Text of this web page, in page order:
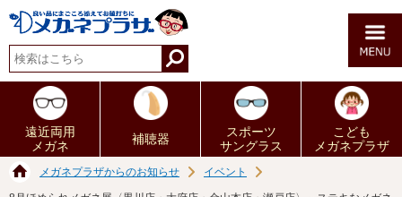
遠近両用
メガネ
補聴器
スポーツ
サングラス
こども
メガネプラザ
メガネプラザからのお知らせ イベント